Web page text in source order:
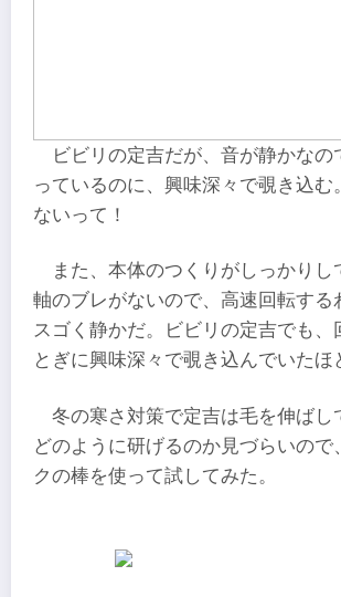
ビビリの定吉だが、音が静かな
っているのに、興味深々で覗き込
ないって！
また、本体のつくりがしっかりし
軸のブレがないので、高速回転する
スゴく静かだ。ビビリの定吉でも、
とぎに興味深々で覗き込んでいたほ
冬の寒さ対策で定吉は毛を伸ばし
どのように研げるのか見づらいので
クの棒を使って試してみた。